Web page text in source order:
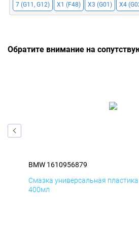
7 (G11, G12) X1 (F48) X3 (G01) X4
Обратите внимание на
BMW 1610956879
Смазка универсальная
400мл